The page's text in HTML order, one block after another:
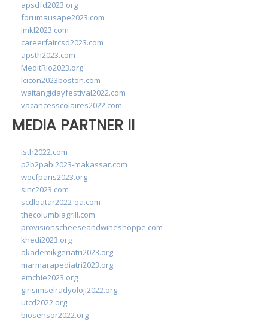
apsdfd2023.org
forumausape2023.com
imkl2023.com
careerfaircsd2023.com
apsth2023.com
MedItRio2023.org
lcicon2023boston.com
waitangidayfestival2022.com
vacancesscolaires2022.com
MEDIA PARTNER II
isth2022.com
p2b2pabi2023-makassar.com
wocfparis2023.org
sinc2023.com
scdlqatar2022-qa.com
thecolumbiagrill.com
provisionscheeseandwineshoppe.com
khedi2023.org
akademikgeriatri2023.org
marmarapediatri2023.org
emchie2023.org
girisimselradyoloji2022.org
utcd2022.org
biosensor2022.org